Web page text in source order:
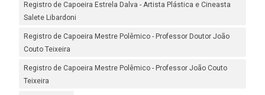
Registro de Capoeira Estrela Dalva - Artista Plástica e Cineasta
Salete Libardoni
Registro de Capoeira Mestre Polêmico - Professor Doutor João
Couto Teixeira
Registro de Capoeira Mestre Polêmico - Professor João Couto
Teixeira